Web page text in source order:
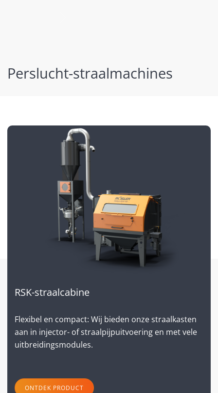
Perslucht-straalmachines
RSK-straalcabine
Flexibel en compact: Wij bieden onze straalkasten
aan in injector- of straalpijpuitvoering en met vele
uitbreidingsmodules.
ONTDEK PRODUCT